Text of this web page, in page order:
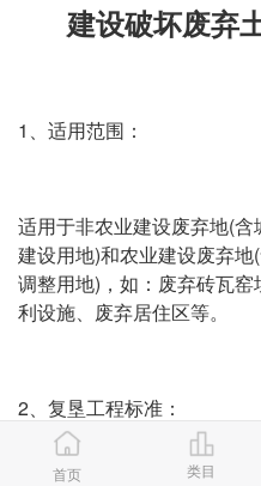
建设破坏废弃
1、适用范围：
适用于非农业建设废弃地(
建设用地)和农业建设废弃
调整用地)，如：废弃砖瓦
利设施、废弃居住区等。
2、复垦工程标准：
首页 类目